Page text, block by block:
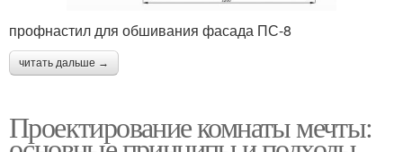
профнастил для обшивания фасада ПС-8
читать дальше →
Проектирование комнаты мечты: